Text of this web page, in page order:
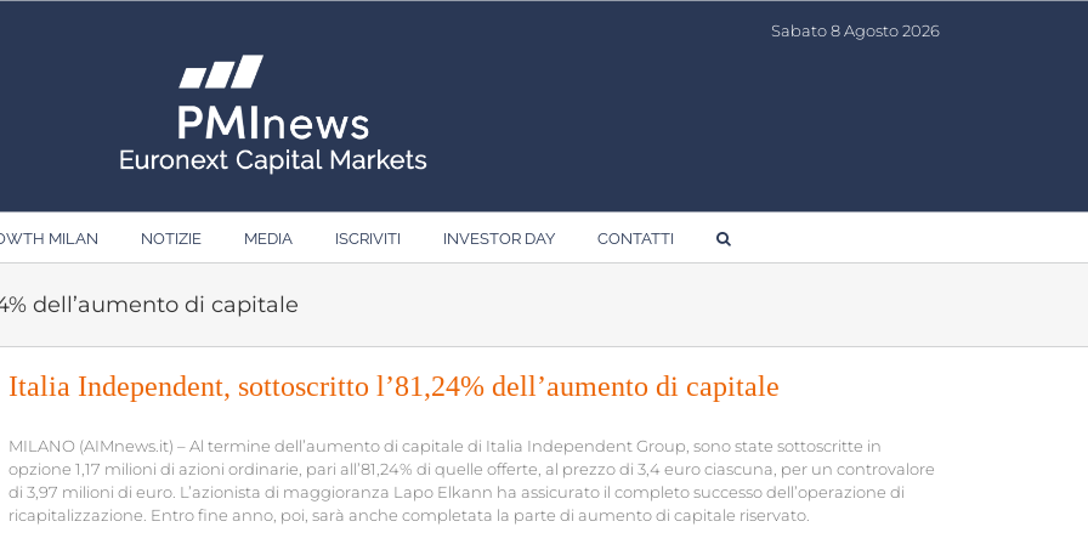
Sabato 8 Agosto 2026
MILAN NOTIZIE MEDIA ISCRIVITI INVESTOR DAY CONTATTI
dell’aumento di capitale
Italia Independent, sottoscritto l’81,24% dell’aumento di capitale
MILANO (AIMnews.it) – Al termine dell’aumento di capitale di Italia Independent Group, sono state sottoscritte in
opzione 1,17 milioni di azioni ordinarie, pari all’81,24% di quelle offerte, al prezzo di 3,4 euro ciascuna, per un controvalore
di 3,97 milioni di euro. L’azionista di maggioranza Lapo Elkann ha assicurato il completo successo dell’operazione di
ricapitalizzazione. Entro fine anno, poi, sarà anche completata la parte di aumento di capitale riservato.